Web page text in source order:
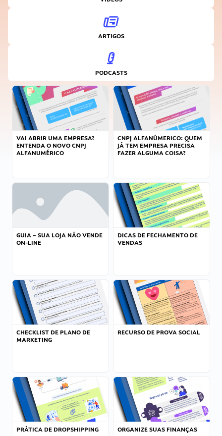
ARTIGOS
PODCASTS
VAI ABRIR UMA EMPRESA?
ENTENDA O NOVO CNPJ
ALFANUMÉRICO
CNPJ ALFANÚMERICO: QUEM
JÁ TEM EMPRESA PRECISA
FAZER ALGUMA COISA?
GUIA – SUA LOJA NÃO VENDE
ON-LINE
DICAS DE FECHAMENTO DE
VENDAS
CHECKLIST DE PLANO DE
MARKETING
RECURSO DE PROVA SOCIAL
PRÁTICA DE DROPSHIPPING ORGANIZE SUAS FINANÇAS